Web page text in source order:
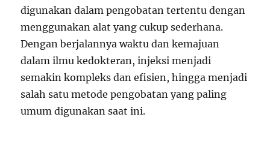
digunakan dalam pengobatan tertentu dengan
menggunakan alat yang cukup sederhana.
Dengan berjalannya waktu dan kemajuan
dalam ilmu kedokteran, injeksi menjadi
semakin kompleks dan efisien, hingga menjadi
salah satu metode pengobatan yang paling
umum digunakan saat ini.